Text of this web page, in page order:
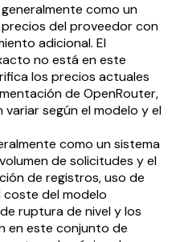
como un
del proveedor con
adicional. El
no está en este
los precios actuales
de OpenRouter,
según el modelo y el
como un sistema
de solicitudes y el
de registros, uso de
coste del modelo
ruptura de nivel y los
en este conjunto de